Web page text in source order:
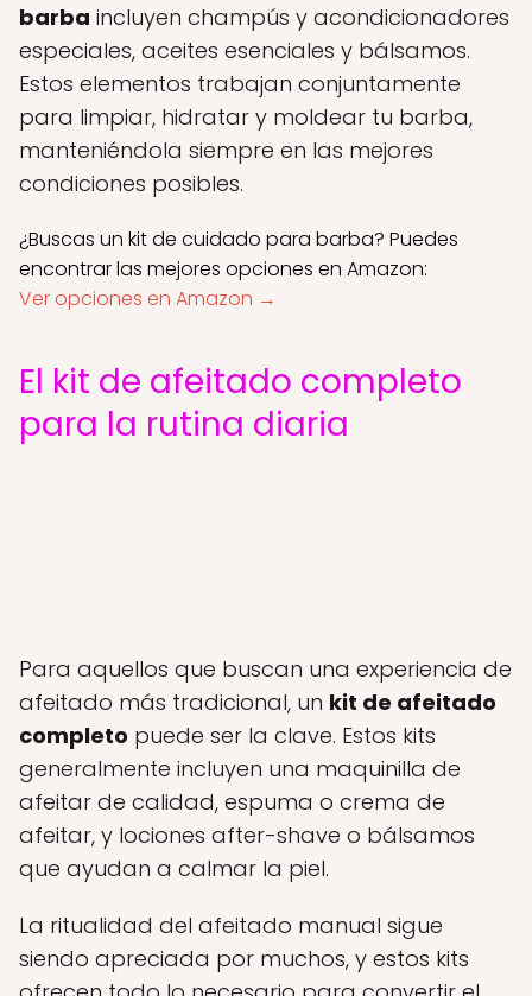
barba incluyen champús y acondicionadores
especiales, aceites esenciales y bálsamos.
Estos elementos trabajan conjuntamente
para limpiar, hidratar y moldear tu barba,
manteniéndola siempre en las mejores
condiciones posibles.
¿Buscas un kit de cuidado para barba? Puedes
encontrar las mejores opciones en Amazon:
Ver opciones en Amazon →
El kit de afeitado completo
para la rutina diaria
Para aquellos que buscan una experiencia de
afeitado más tradicional, un kit de afeitado
completo puede ser la clave. Estos kits
generalmente incluyen una maquinilla de
afeitar de calidad, espuma o crema de
afeitar, y lociones after-shave o bálsamos
que ayudan a calmar la piel.
La ritualidad del afeitado manual sigue
siendo apreciada por muchos, y estos kits